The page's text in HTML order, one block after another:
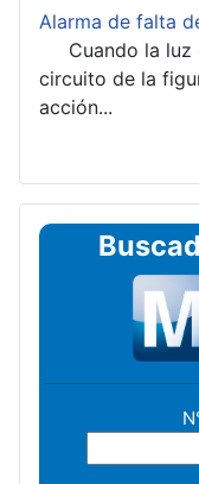
Alarma de falta
Cuando la luz
circuito de la
acción...